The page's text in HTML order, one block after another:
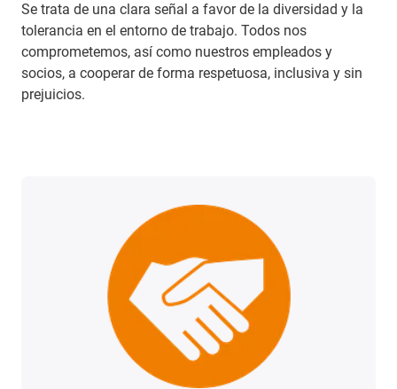
Se trata de una clara señal a favor de la diversidad y la
tolerancia en el entorno de trabajo. Todos nos
comprometemos, así como nuestros empleados y
socios, a cooperar de forma respetuosa, inclusiva y sin
prejuicios.